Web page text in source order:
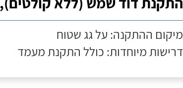
מיקום ההתקנה: על גג שטוח
דרישות מיוחדות: כולל התקנת מעמד